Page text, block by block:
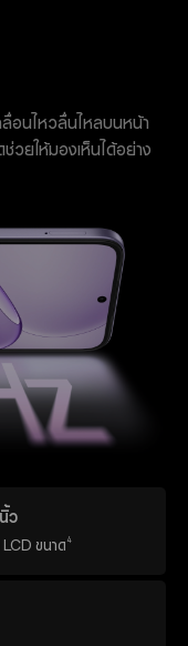
ลื่อนไหวลื่นไหลบนหน้า
วยให้มองเห็นได้อย่าง
ว
ขนาด 4